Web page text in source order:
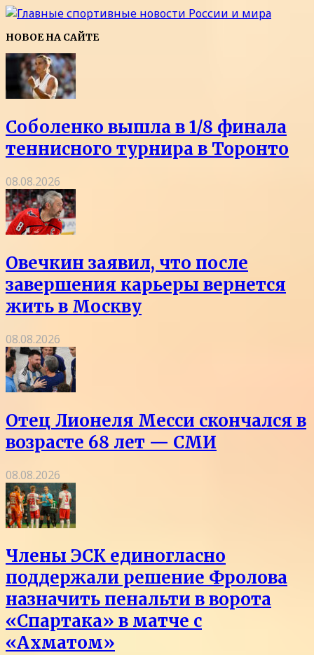
НОВОЕ НА САЙТЕ
Соболенко вышла в 1/8 финала
теннисного турнира в Торонто
08.08.2026
Овечкин заявил, что после
завершения карьеры вернется
жить в Москву
08.08.2026
Отец Лионеля Месси скончался в
возрасте 68 лет — СМИ
08.08.2026
Члены ЭСК единогласно
поддержали решение Фролова
назначить пенальти в ворота
«Спартака» в матче с
«Ахматом»